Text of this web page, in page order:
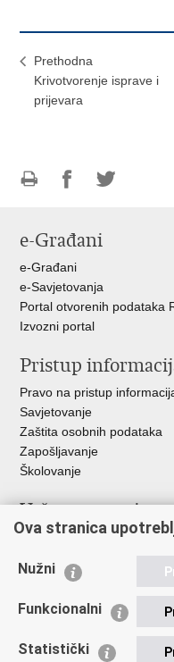
Prethodna
Krivotvorenje isprave i
prijevara
FacebookuTwitteru
e-Građani
e-Građani
e-Savjetovanja
Portal otvorenih podataka
Izvozni portal
Pristup
Pravo na pristup
Savjetovanje
Zaštita osobnih podataka
Zapošljavanje
Školovanje
Važne poveznice
Ministarstvo unutarnjih
Udruge
Policijska akademija
Zaklada policijske
Ova stranica
Nužni
Funkcionalni
Statistički